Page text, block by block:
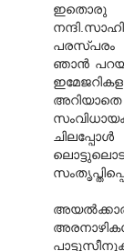
ഇതൊരു
പരസ്പരം
ഞാൻ